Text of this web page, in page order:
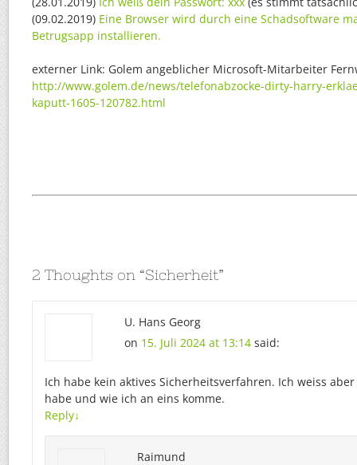
(09.02.2019) Eine Browser wird durch eine Schadsoftware
Betrugsapp installieren.
externer Link: Golem angeblicher Microsoft-Mitarbeiter
http://www.golem.de/news/telefonabzocke-dirty-harry-
kaputt-1605-120782.html
2 Thoughts on “Sicherheit”
U. Hans Georg
on 15. Juli 2024 at 13:14 said:
Ich habe kein aktives Sicherheitsverfahren. Ich weiss
habe und wie ich an eins komme.
Reply↓
Raimund